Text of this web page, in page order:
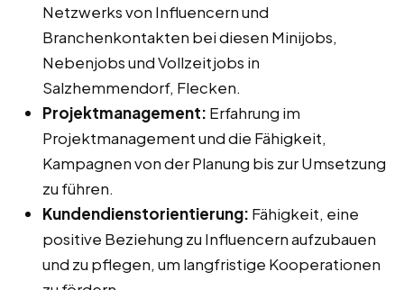
Netzwerks von Influencern und
Branchenkontakten bei diesen Minijobs,
Nebenjobs und Vollzeitjobs in
Salzhemmendorf, Flecken.
Projektmanagement: Erfahrung im
Projektmanagement und die Fähigkeit,
Kampagnen von der Planung bis zur Umsetzung
zu führen.
Kundendienstorientierung: Fähigkeit, eine
positive Beziehung zu Influencern aufzubauen
und zu pflegen, um langfristige Kooperationen